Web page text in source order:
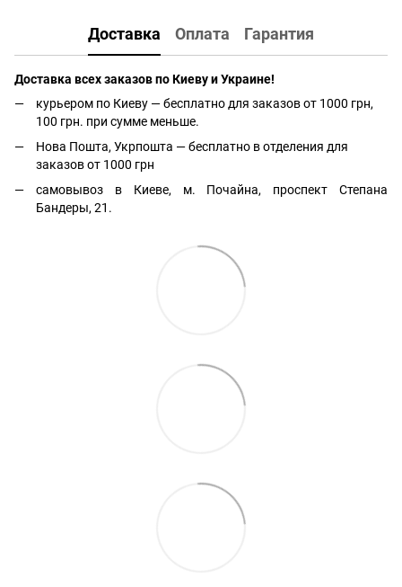
Доставка Оплата Гарантия
Доставка всех заказов по Киеву и Украине!
курьером по Киеву — бесплатно для заказов от 1000 грн,
100 грн. при сумме меньше.
Нова Пошта, Укрпошта — бесплатно в отделения для
заказов от 1000 грн
самовывоз в Киеве, м. Почайна, проспект Степана
Бандеры, 21.